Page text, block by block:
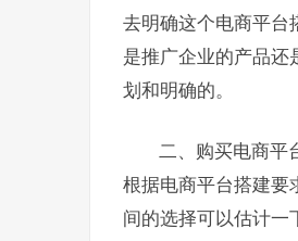
去明确这个电商平台
是推广企业的产品还
划和明确的。
二、购买电商平
根据电商平台搭建要
间的选择可以估计一